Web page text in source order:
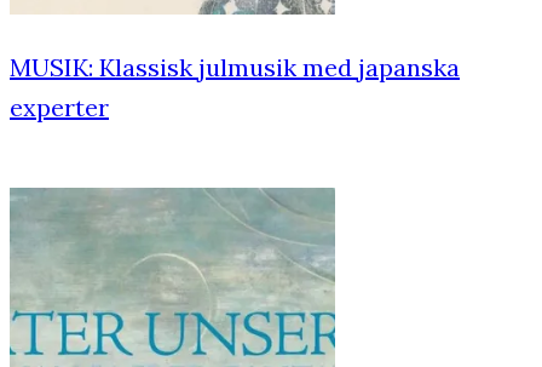
MUSIK: Klassisk julmusik med japanska
experter